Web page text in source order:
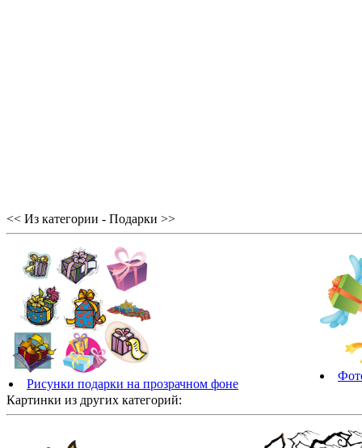
<< Из категории - Подарки >>
Рисунки подарки на прозрачном фоне
Картинки из других категорий: